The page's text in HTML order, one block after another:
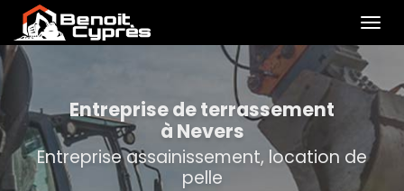
Aller
au
contenu
principal
Entreprise de terrassement
à Nevers
Entreprise assainissement, location de
pelle